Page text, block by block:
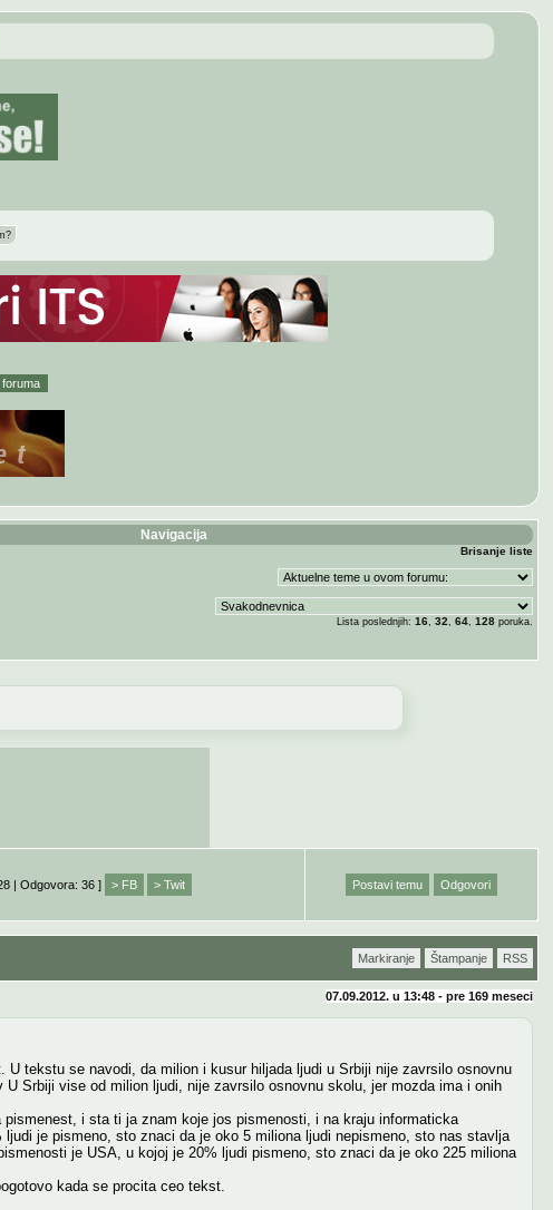
Navigacija
Brisanje liste
Lista poslednjih: 16, 32 64, 128poruka.
| Odgovora: 36 ] > FB > Twit Postavi temu Odgovori
Markiranje Štampanje RSS
07.09.2012. u 13:48 - pre 169 meseci
tekstu se navodi, da milion i kusur hiljada ljudi u Srbiji nije zavrsilo osnovnu
Srbiji vise od milion ljudi, nije zavrsilo osnovnu skolu, jer mozda ima i onih
i sta ti ja znam koje jos pismenosti, i na kraju informaticka
je pismeno, sto znaci da je oko 5 miliona ljudi nepismeno, sto nas stavlja
je USA, u kojoj je 20% ljudi pismeno, sto znaci da je oko 225 miliona
kada se procita ceo tekst.